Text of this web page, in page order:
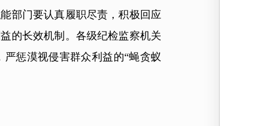
部门要认真履职尽责，积极回应
的长效机制。各级纪检监察机关
惩漠视侵害群众利益的“蝇贪蚁